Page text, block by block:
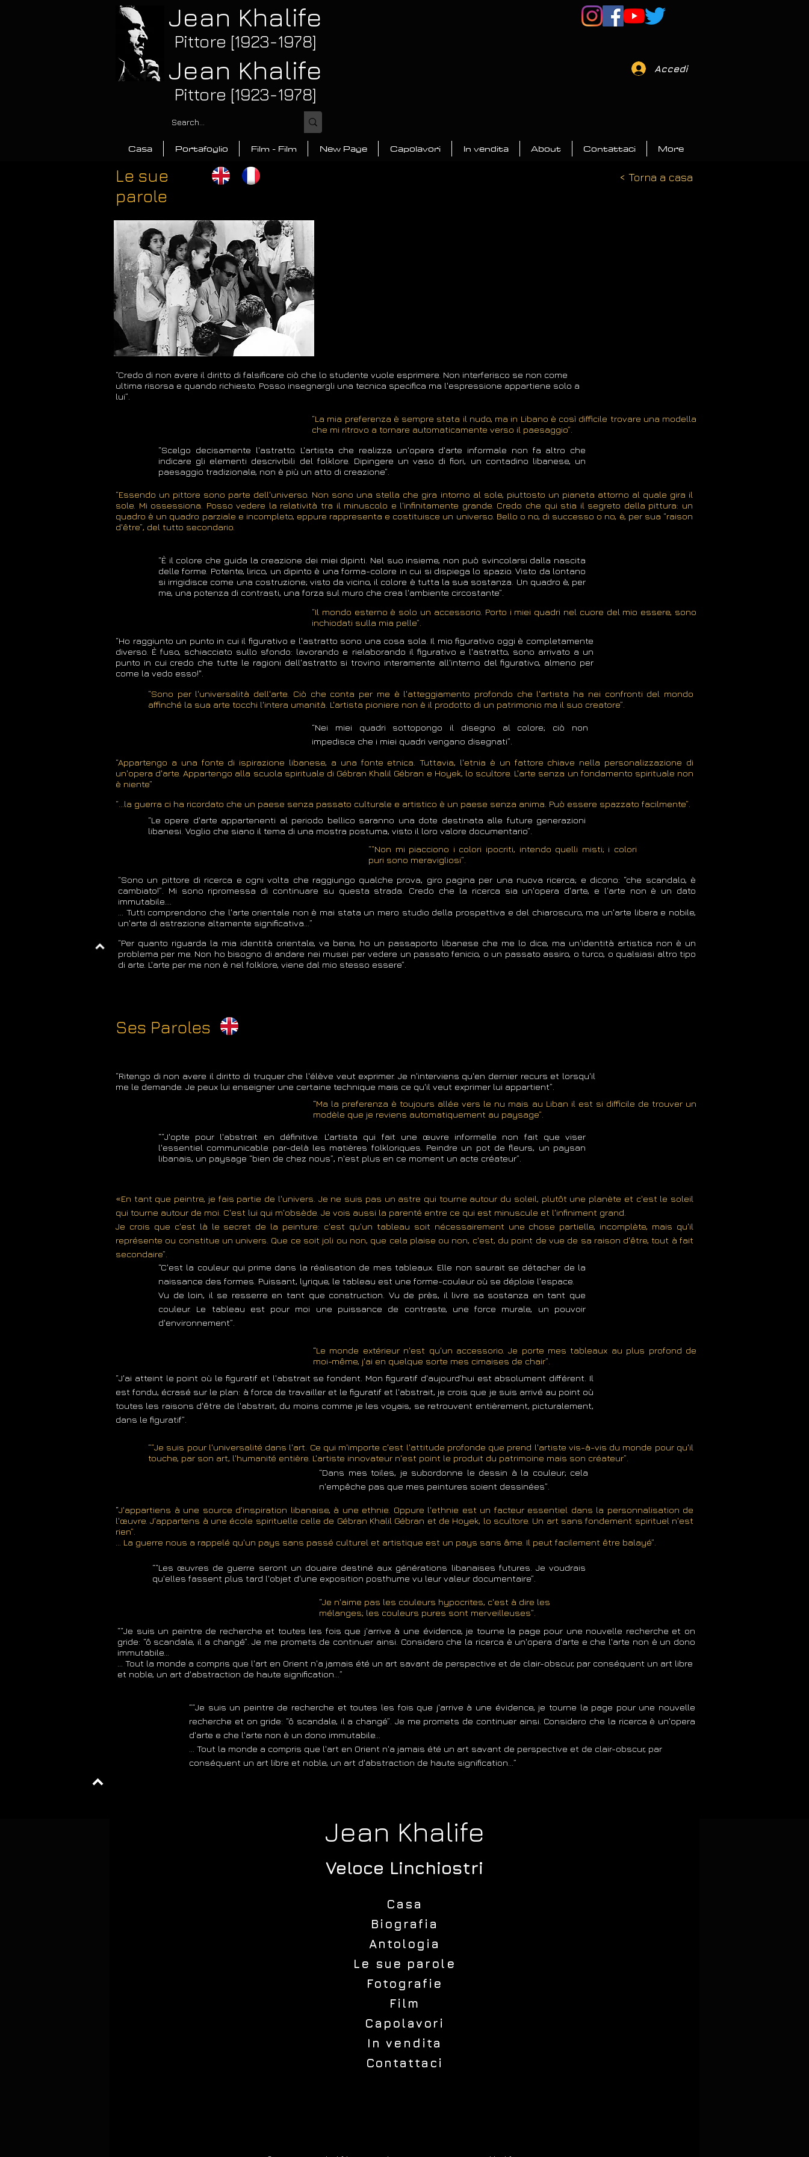
Jean Khalife
Pittore [1923-1978]
Jean Khalife
Pittore [1923-1978]
Accedi
Casa Portafoglio Film - Film New Page Capolavori In vendita About Contattaci More
Le sue
parole
< Torna a casa
“Credo di non avere il diritto di falsificare ciò che lo studente vuole esprimere. Non interferisco se non come
ultima risorsa e quando richiesto. Posso insegnargli una tecnica specifica ma l'espressione appartiene solo a
lui”.
“La mia preferenza è sempre stata il nudo, ma in Libano è così difficile trovare una modella
che mi ritrovo a tornare automaticamente verso il paesaggio”.
“Scelgo decisamente l'astratto. L'artista che realizza un'opera d'arte informale non fa altro che
indicare gli elementi descrivibili del folklore. Dipingere un vaso di fiori, un contadino libanese, un
paesaggio tradizionale, non è più un atto di creazione”.
“Essendo un pittore sono parte dell'universo. Non sono una stella che gira intorno al sole, piuttosto un pianeta attorno al quale gira il
sole. Mi ossessiona. Posso vedere la relatività tra il minuscolo e l'infinitamente grande. Credo che qui stia il segreto della pittura: un
quadro è un quadro parziale e incompleto, eppure rappresenta e costituisce un universo. Bello o no, di successo o no, è, per sua “raison
d'être”, del tutto secondario.
“È il colore che guida la creazione dei miei dipinti. Nel suo insieme, non può svincolarsi dalla nascita
delle forme. Potente, lirico, un dipinto è una forma-colore in cui si dispiega lo spazio. Visto da lontano
si irrigidisce come una costruzione; visto da vicino, il colore è tutta la sua sostanza. Un quadro è, per
me, una potenza di contrasti, una forza sul muro che crea l'ambiente circostante”.
“Il mondo esterno è solo un accessorio. Porto i miei quadri nel cuore del mio essere, sono
inchiodati sulla mia pelle”.
“Ho raggiunto un punto in cui il figurativo e l'astratto sono una cosa sola. Il mio figurativo oggi è completamente
diverso. È fuso, schiacciato sullo sfondo: lavorando e rielaborando il figurativo e l'astratto, sono arrivato a un
punto in cui credo che tutte le ragioni dell'astratto si trovino interamente all'interno del figurativo, almeno per
come la vedo esso!".
“Sono per l'universalità dell'arte. Ciò che conta per me è l'atteggiamento profondo che l'artista ha nei confronti del mondo
affinché la sua arte tocchi l'intera umanità. L'artista pioniere non è il prodotto di un patrimonio ma il suo creatore”.
“Nei miei quadri sottopongo il disegno al colore; ciò non
impedisce che i miei quadri vengano disegnati”.
“Appartengo a una fonte di ispirazione libanese, a una fonte etnica. Tuttavia, l'etnia è un fattore chiave nella personalizzazione di
un'opera d'arte. Appartengo alla scuola spirituale di Gébran Khalil Gébran e Hoyek, lo scultore. L'arte senza un fondamento spirituale non
è niente”
“…la guerra ci ha ricordato che un paese senza passato culturale e artistico è un paese senza anima. Può essere spazzato facilmente”.
“Le opere d'arte appartenenti al periodo bellico saranno una dote destinata alle future generazioni
libanesi. Voglio che siano il tema di una mostra postuma, visto il loro valore documentario”.
““Non mi piacciono i colori ipocriti, intendo quelli misti; i colori
puri sono meravigliosi”.
“Sono un pittore di ricerca e ogni volta che raggiungo qualche prova, giro pagina per una nuova ricerca; e dicono: “che scandalo, è
cambiato!”. Mi sono ripromessa di continuare su questa strada. Credo che la ricerca sia un'opera d'arte, e l'arte non è un dato
immutabile….
… Tutti comprendono che l'arte orientale non è mai stata un mero studio della prospettiva e del chiaroscuro, ma un'arte libera e nobile,
un'arte di astrazione altamente significativa…”
“Per quanto riguarda la mia identità orientale, va bene, ho un passaporto libanese che me lo dice, ma un'identità artistica non è un
problema per me. Non ho bisogno di andare nei musei per vedere un passato fenicio, o un passato assiro, o turco, o qualsiasi altro tipo
di arte. L'arte per me non è nel folklore, viene dal mio stesso essere”.
Ses Paroles
“Ritengo di non avere il diritto di truquer che l'élève veut exprimer. Je n'interviens qu'en dernier recurs et lorsqu'il
me le demande. Je peux lui enseigner une certaine technique mais ce qu'il veut exprimer lui appartient”.
“Ma la preferenza è toujours allée vers le nu mais au Liban il est si difficile de trouver un
modèle que je reviens automatiquement au paysage”.
““J'opte pour l'abstrait en définitive. L'artista qui fait une œuvre informelle non fait que viser
l'essentiel communicable par-delà les matières folkloriques. Peindre un pot de fleurs, un paysan
libanais, un paysage “bien de chez nous”, n'est plus en ce moment un acte créateur”.
“C'est la couleur qui prime dans la réalisation de mes tableaux. Elle non saurait se détacher de la
naissance des formes. Puissant, lyrique, le tableau est une forme-couleur où se déploie l'espace.
Vu de loin, il se resserre en tant que construction. Vu de près, il livre sa sostanza en tant que
couleur. Le tableau est pour moi une puissance de contraste, une force murale, un pouvoir
d'environnement”.
“Le monde extérieur n'est qu'un accessorio. Je porte mes tableaux au plus profond de
moi-même, j'ai en quelque sorte mes cimaises de chair”.
“J'ai atteint le point où le figuratif et l'abstrait se fondent. Mon figuratif d'aujourd'hui est absolument différent. Il
est fondu, écrasé sur le plan: à force de travailler et le figuratif et l'abstrait, je crois que je suis arrivé au point où
toutes les raisons d'être de l'abstrait, du moins comme je les voyais, se retrouvent entièrement, picturalement,
dans le figuratif”.
““Je suis pour l'universalité dans l'art. Ce qui m'importe c'est l'attitude profonde que prend l'artiste vis-à-vis du monde pour qu'il
touche, par son art, l'humanité entière. L'artiste innovateur n'est point le produit du patrimoine mais son créateur”.
“Dans mes toiles, je subordonne le dessin à la couleur; cela
n'empêche pas que mes peintures soient dessinées”.
“J'appartiens à une source d'inspiration libanaise, à une ethnie. Oppure l'ethnie est un facteur essentiel dans la personnalisation de
l'œuvre. J'appartens à une école spirituelle celle de Gébran Khalil Gébran et de Hoyek, lo scultore. Un art sans fondement spirituel n'est
rien”.
… La guerre nous a rappelé qu'un pays sans passé culturel et artistique est un pays sans âme. Il peut facilement être balayé”.
““Les œuvres de guerre seront un douaire destiné aux générations libanaises futures. Je voudrais
qu'elles fassent plus tard l'objet d'une exposition posthume vu leur valeur documentaire”.
“Je n'aime pas les couleurs hypocrites, c'est à dire les
mélanges; les couleurs pures sont merveilleuses”.
““Je suis un peintre de recherche et toutes les fois que j'arrive à une évidence, je tourne la page pour une nouvelle recherche et on
gride: “ô scandale, il a changé”. Je me promets de continuer ainsi. Considero che la ricerca è un'opera d'arte e che l'arte non è un dono
immutabile...
… Tout la monde a compris que l'art en Orient n'a jamais été un art savant de perspective et de clair-obscur, par conséquent un art libre
et noble, un art d'abstraction de haute signification…”
““Je suis un peintre de recherche et toutes les fois que j'arrive à une évidence, je tourne la page pour une nouvelle
recherche et on gride: “ô scandale, il a changé”. Je me promets de continuer ainsi. Considero che la ricerca è un'opera
d'arte e che l'arte non è un dono immutabile...
… Tout la monde a compris que l'art en Orient n'a jamais été un art savant de perspective et de clair-obscur, par
conséquent un art libre et noble, un art d'abstraction de haute signification…”
«En tant que peintre, je fais partie de l'univers. Je ne suis pas un astre qui tourne autour du soleil, plutôt une planète et c'est le soleil
qui tourne autour de moi. C'est lui qui m'obsède. Je vois aussi la parenté entre ce qui est minuscule et l'infiniment grand.
Je crois que c'est là le secret de la peinture: c'est qu'un tableau soit nécessairement une chose partielle, incomplète, mais qu'il
représente ou constitue un univers. Que ce soit joli ou non, que cela plaise ou non, c'est, du point de vue de sa raison d'être, tout à fait
secondaire”.
Jean Khalife
Veloce Linchiostri
Casa
Biografia
Antologia
Le sue parole
Fotografie
Film
Capolavori
In vendita
Contattaci